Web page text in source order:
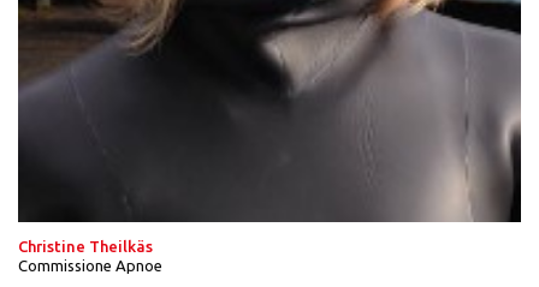
Christine Theilkäs
Commissione Apnoe